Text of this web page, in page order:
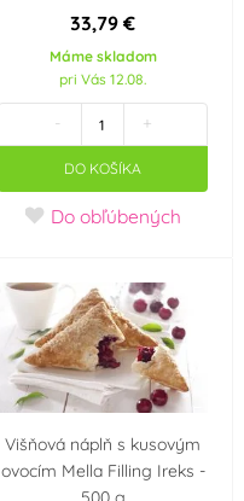
33,79 €
Máme skladom
pri Vás 12.08.
- +
DO KOŠÍKA
Do obľúbených
Višňová náplň s kusovým
ovocím Mella Filling Ireks -